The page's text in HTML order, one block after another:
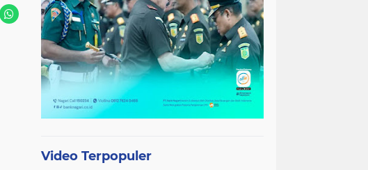
Video Terpopuler